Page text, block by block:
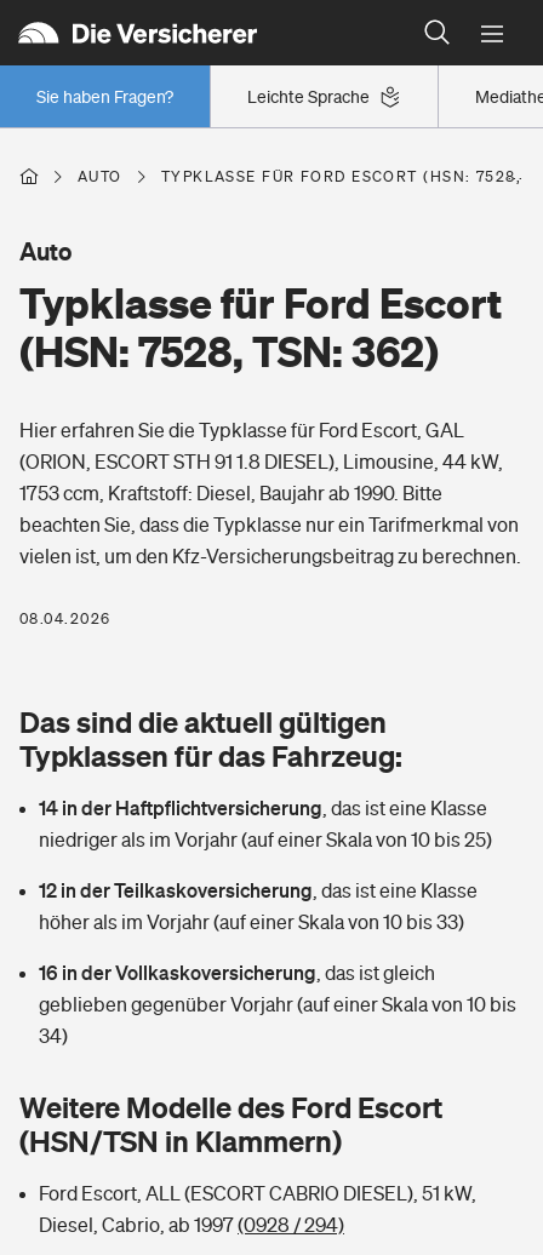
Leichte Sprache
Sie haben Fragen?
Wer versichert was: Jetzt Versicherer finden
Regionalklassen: So ist Ihre Region eingestuft
Wer versichert was: Jetzt Versicherer finden
Berufsunfähigkeitsversicherung
Erwerbsunfähigkeitsversicherung
Grundfähigkeitsversicherung
Arbeitsrechtsschutz
Berufshaftpflichtversicherung
Zur Übersicht
Tools
Wer versichert was: Jetzt Versicherer finden
Sie haben Fragen?
Wohnen
Glasversicherung
Mietkautionsversicherung
Restkreditversicherung
Zur Übersicht
Hochwasser-Check: Wie gefährdet ist Ihr Haus?
Wer versichert was: Jetzt Versicherer finden
Freizeit
Pri­vate Haft­pflicht­
Kinderunfall­ver­si­che­rung
Kinderinvalidität
Reiseversicherung
Pferdehalter-Haftpflicht
Private Cyberversicherung
Musikinstrumentenversicherung
Gesundheit
Private Krankenversicherung
Dread-Disease-Versicherung
Tierkrankenversicherung
Wer versichert was: Jetzt Versicherer finden
Sie haben Fragen?
Rentenrechner: Wie viel Geld bekomme ich im Alter?
AUTO TYPKLASSE FÜR FORD ESCORT (HSN: 7528,
Typklasse für Ford Escort
(HSN: 7528, TSN: 362)
Auto
Hier erfahren Sie die Typklasse für Ford Escort, GAL
(ORION, ESCORT STH 91 1.8 DIESEL), Limousine, 44 kW,
1753 ccm, Kraftstoff: Diesel, Baujahr ab 1990. Bitte
beachten Sie, dass die Typklasse nur ein Tarifmerkmal von
vielen ist, um den Kfz-Versicherungsbeitrag zu berechnen.
08.04.2026
Das sind die aktuell gültigen
Typklassen für das Fahrzeug:
14 in der Haftpflichtversicherung das ist eine Klasse
niedriger als im Vorjahr (auf einer Skala von 10 bis 25)
12 in der Teilkaskoversicherung das ist eine Klasse
höher als im Vorjahr (auf einer Skala von 10 bis 33)
16 in der Vollkaskoversicherung das ist gleich
geblieben gegenüber Vorjahr (auf einer Skala von 10 bis
34)
Weitere Modelle des Ford Escort
(HSN/TSN in Klammern)
Ford Escort, ALL (ESCORT CABRIO DIESEL), 51 kW,
Diesel, Cabrio, ab 1997(0928 / 294)